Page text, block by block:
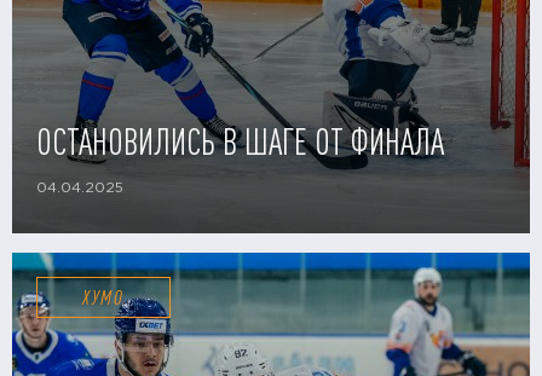
ОСТАНОВИЛИСЬ В ШАГЕ ОТ ФИНАЛА
04.04.2025
ХУМО